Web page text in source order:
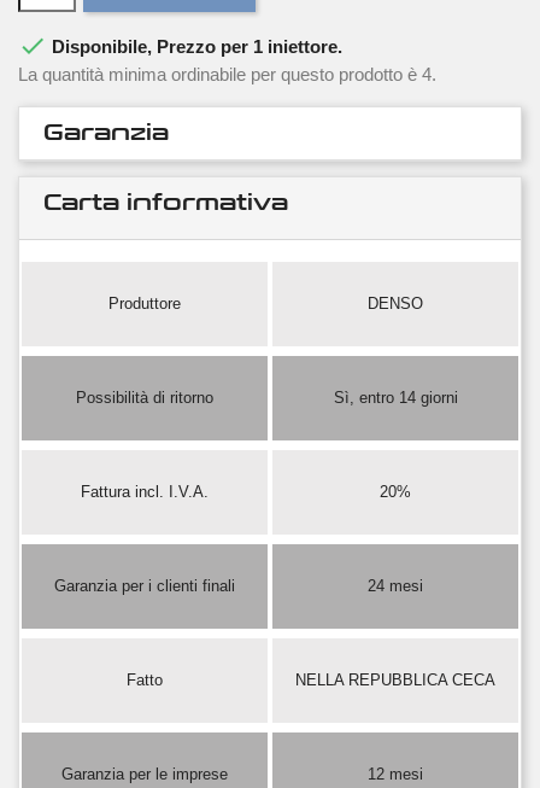
 Disponibile, Prezzo per 1 iniettore.
La quantità minima ordinabile per questo prodotto è 4.
Garanzia
Carta informativa
Produttore DENSO
Possibilità di ritorno Sì, entro 14 giorni
Fattura incl. I.V.A. 20%
Garanzia per i clienti finali 24 mesi
Fatto NELLA REPUBBLICA CECA
Garanzia per le imprese 12 mesi